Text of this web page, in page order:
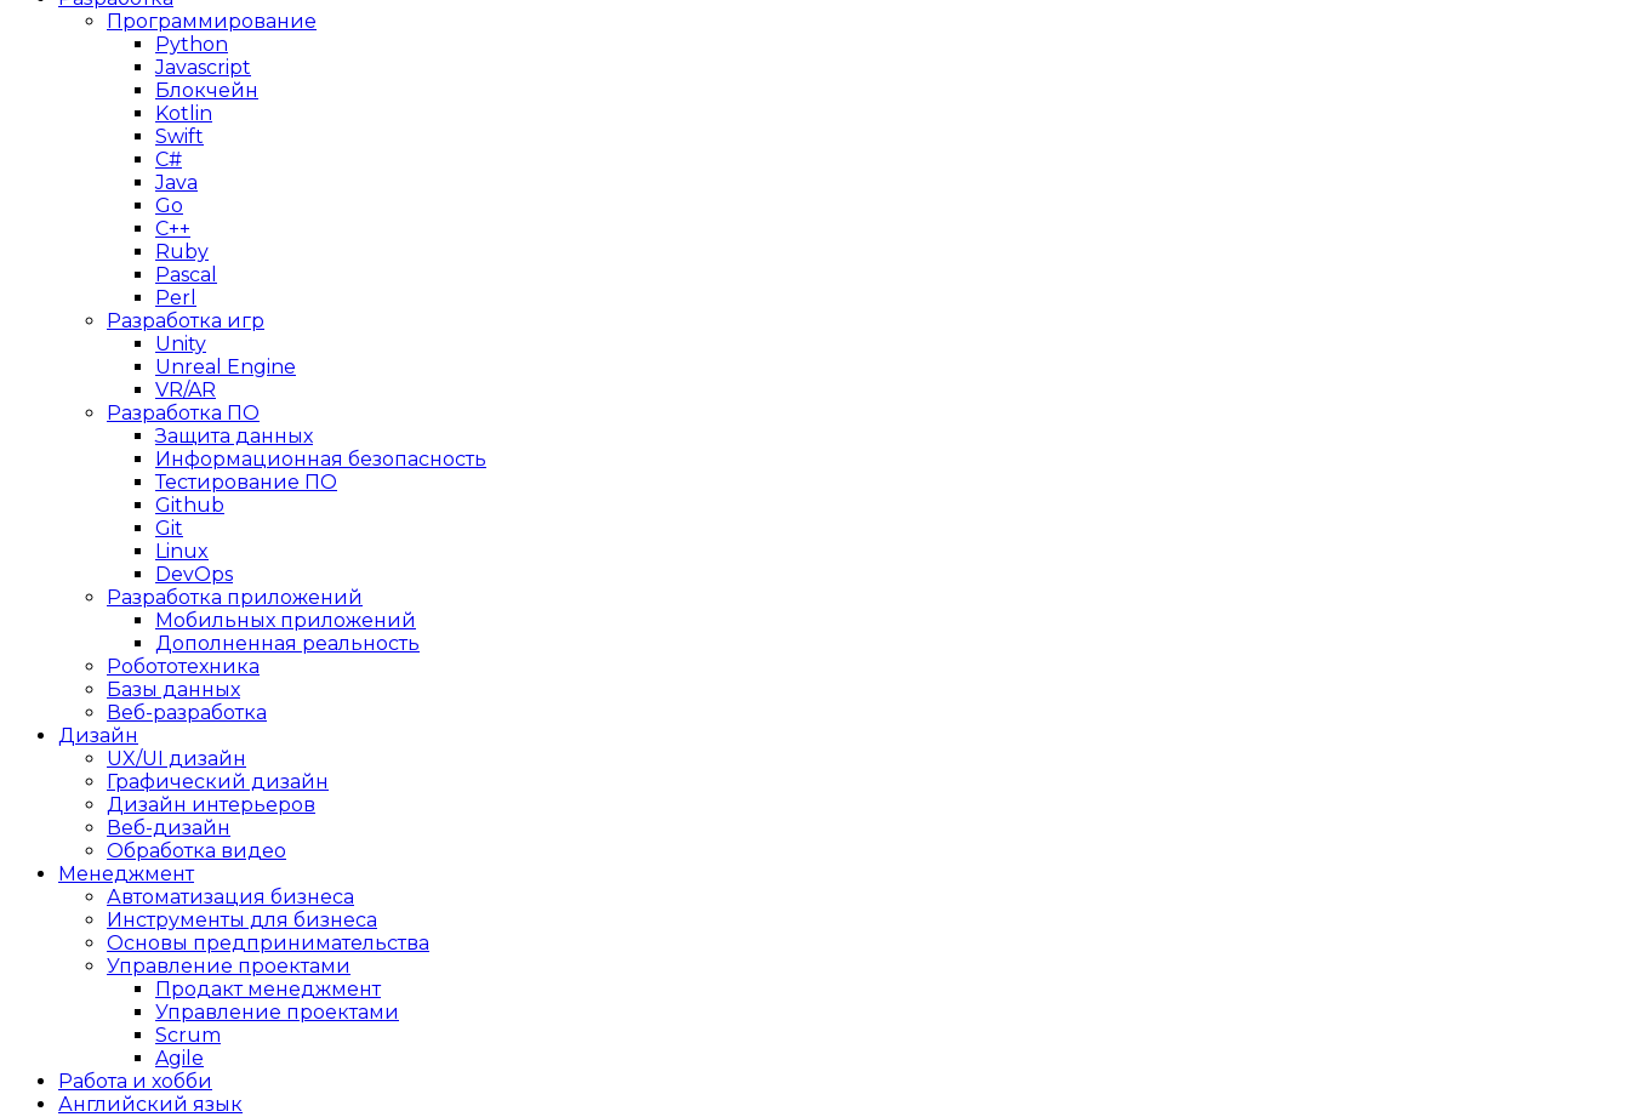
Программирование
Python
Javascript
Блокчейн
Kotlin
Swift
C#
Java
Go
C++
Ruby
Pascal
Perl
Разработка игр
Unity
Unreal Engine
VR/AR
Разработка ПО
Защита данных
Информационная безопасность
Тестирование ПО
Github
Git
Linux
DevOps
Разработка приложений
Мобильных приложений
Дополненная реальность
Робототехника
Базы данных
Веб-разработка
Дизайн
UX/UI дизайн
Графический дизайн
Дизайн интерьеров
Веб-дизайн
Обработка видео
Менеджмент
Автоматизация бизнеса
Инструменты для бизнеса
Основы предпринимательства
Управление проектами
Продакт менеджмент
Управление проектами
Scrum
Agile
Работа и хобби
Английский язык